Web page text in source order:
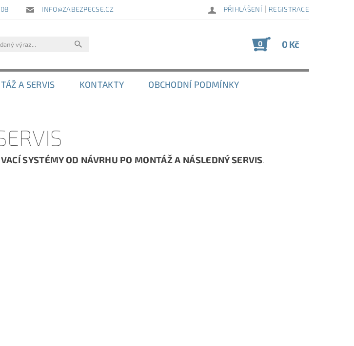
INFO@ZABEZPECSE.CZ PŘIHLÁŠENÍ | REGISTRACE
0 0 Kč
A SERVIS KONTAKTY OBCHODNÍ PODMÍNKY
SYSTÉMY OD NÁVRHU PO MONTÁŽ A NÁSLEDNÝ SERVIS.